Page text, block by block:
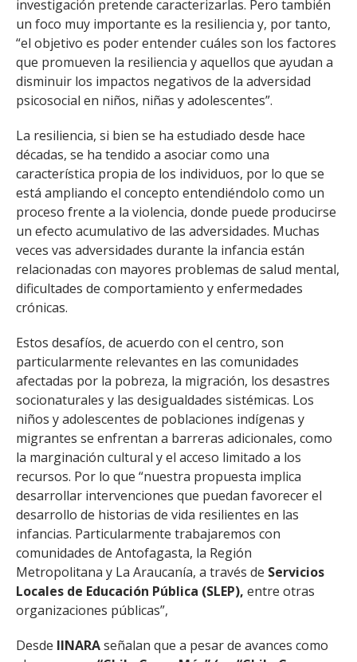
investigación pretende caracterizarlas. Pero también
un foco muy importante es la resiliencia y, por tanto,
“el objetivo es poder entender cuáles son los factores
que promueven la resiliencia y aquellos que ayudan a
disminuir los impactos negativos de la adversidad
psicosocial en niños, niñas y adolescentes”.
La resiliencia, si bien se ha estudiado desde hace
décadas, se ha tendido a asociar como una
característica propia de los individuos, por lo que se
está ampliando el concepto entendiéndolo como un
proceso frente a la violencia, donde puede producirse
un efecto acumulativo de las adversidades. Muchas
veces vas adversidades durante la infancia están
relacionadas con mayores problemas de salud mental,
dificultades de comportamiento y enfermedades
crónicas.
Estos desafíos, de acuerdo con el centro, son
particularmente relevantes en las comunidades
afectadas por la pobreza, la migración, los desastres
socionaturales y las desigualdades sistémicas. Los
niños y adolescentes de poblaciones indígenas y
migrantes se enfrentan a barreras adicionales, como
la marginación cultural y el acceso limitado a los
recursos. Por lo que “nuestra propuesta implica
desarrollar intervenciones que puedan favorecer el
desarrollo de historias de vida resilientes en las
infancias. Particularmente trabajaremos con
comunidades de Antofagasta, la Región
Metropolitana y La Araucanía, a través de Servicios
Locales de Educación Pública (SLEP), entre otras
organizaciones públicas”,
Desde IINARAseñalan que a pesar de avances como